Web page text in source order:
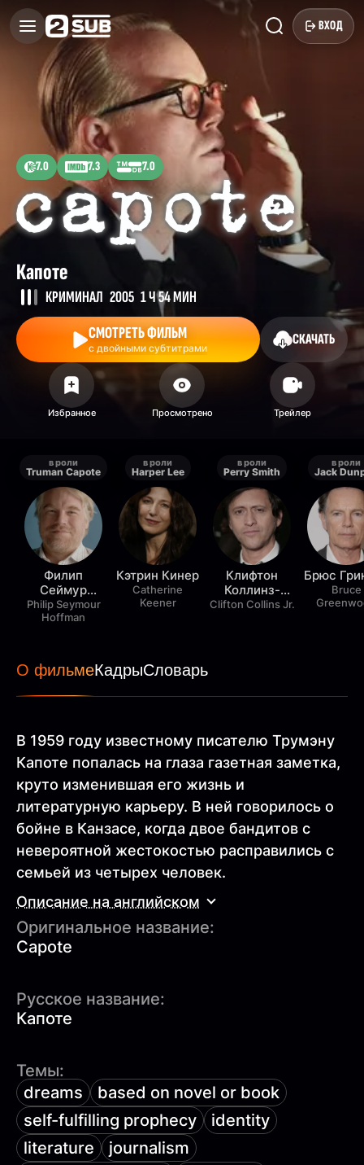
ВХОД
7.0 7.3 7.0
Капоте
КРИМИНАЛ 2005 1 Ч 54 МИН
СМОТРЕТЬ ФИЛЬМ
с двойными субтитрами
СКАЧАТЬ
в роли
Truman Capote
Филип
Сеймур
Хоффман
Philip Seymour
Hoffman
в роли
Harper Lee
Кэтрин Кинер
Catherine
Keener
в роли
Perry Smith
Клифтон
Коллинз-
младший
Clifton Collins Jr.
в роли
Jack
Брюс
Bruce
О фильмеКадрыСловарь
В 1959 году известному писателю Трумэну
Капоте попалась на глаза газетная заметка,
круто изменившая его жизнь и
литературную карьеру. В ней говорилось о
бойне в Канзасе, когда двое бандитов с
невероятной жестокостью расправились с
семьей из четырех человек.
Описание на английском
Оригинальное название:
Capote
Русское название:
Капоте
Темы:
dreams
based on novel or book
self-fulfilling prophecy
identity
literature
journalism